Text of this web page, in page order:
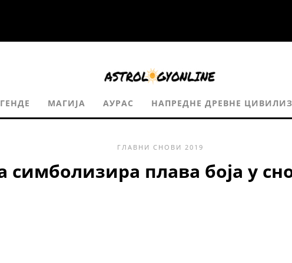
МАГИЈА АУРАС НАПРЕДНЕ ДРЕВНЕ
ГЛАВНИ СНОВИ 2019
симболизира плава боја у